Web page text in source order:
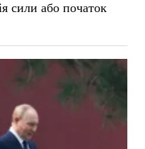
сили або початок